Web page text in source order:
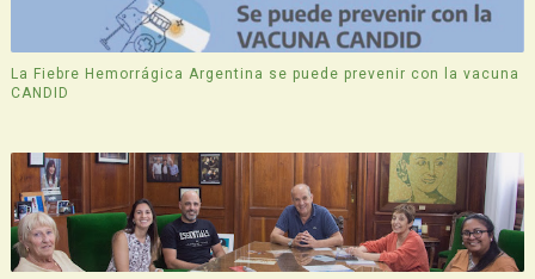
La Fiebre Hemorrágica Argentina se puede prevenir con la vacuna
CANDID